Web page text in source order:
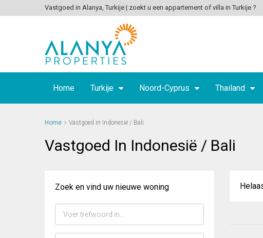
Vastgoed in Alanya, Turkije | zoekt u een appartement of villa in Turkije ?
Home Turkije Noord-Cyprus Thailand
Home Vastgoed in Indonesië / Bali
Vastgoed In Indonesië / Bali
Zoek en vind uw nieuwe woning